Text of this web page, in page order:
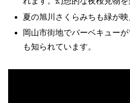
夏の旭川さくらみちも緑が映
岡山市街地でバーベキュー
も知られています。